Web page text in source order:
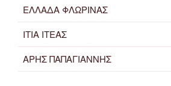
ΕΛΛΑΔΑ ΦΛΩΡΙΝΑΣ
ΙΤΙΑ ΙΤΕΑΣ
ΑΡΗΣ ΠΑΠΑΓΙΑΝΝΗΣ